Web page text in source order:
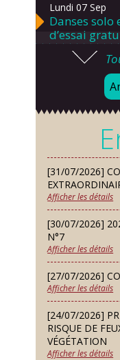
Lundi 07 Sep
Danses solo
d’essai
Mardi 08 Sep
Chorale À
Défi de
lure house)
Dimanche 13
Repas de
Lundi 14 Sep
Conseil
2026
Jeudi 24 Sep
Permanence
Bâtiments
Samedi 26 Sep
Concours
Vendredi 09 Oct
[31/07/2026]
Afficher les détails
[30/07/2026]
N°7
Afficher les détails
[27/07/2026]
Afficher les détails
[24/07/2026]
RISQUE DE
VÉGÉTATION
Afficher les détails